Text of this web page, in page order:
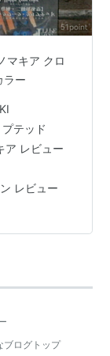
マキア クロ
ラー
テッド
ア レビュー
レビュー
ブログトップ